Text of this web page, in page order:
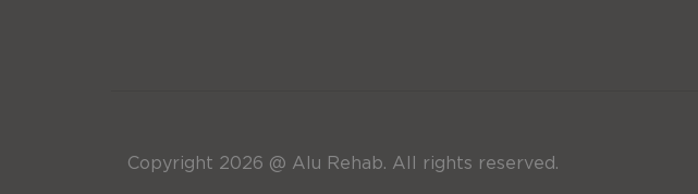
Copyright 2026 @ Alu Rehab. All rights reserved.